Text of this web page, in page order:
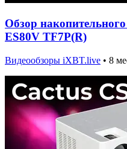
Обзор
ES80V TF7P(R)
Видеообзоры iXBT.live • 8